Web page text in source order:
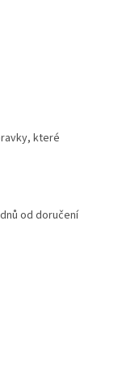
které
od doručení